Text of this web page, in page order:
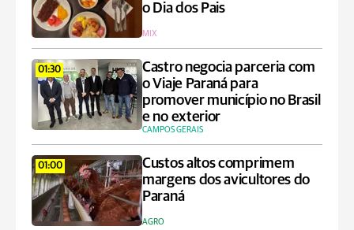
o Dia dos Pais
MIX
01:30
Castro negocia parceria com
o Viaje Paraná para
promover município no Brasil
e no exterior
CAMPOS GERAIS
01:00
Custos altos comprimem
margens dos avicultores do
Paraná
AGRO